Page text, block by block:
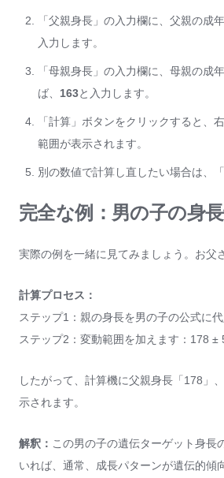
「父親身長」の入力欄に、父親の成
入力します。
「母親身長」の入力欄に、母親の
ば、 163と入力します。
「計算」ボタンをクリックすると
範囲が表示されます。
別の数値で計算し直したい場合は、
完全な例：男の子の身
実際の例を一緒に見てみましょう。お父
計算プロセス：
ステップ1：親の身長を男の子の公式に
ステップ2：変動範囲を加えます：178 ±
したがって、計算機に父親身長「178」
示されます。
解釈： この男の子の遺伝ターゲット身
いれば、通常、成長パターンが遺伝的傾